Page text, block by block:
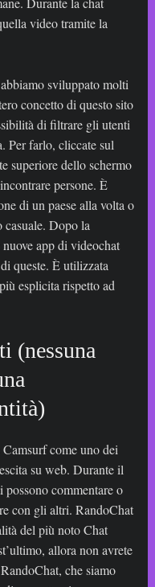
video tramite la
sviluppato molti
concetto di questo sito
di filtrare gli utenti
Per farlo, cliccate sul
superiore dello schermo
persone. È
di un paese alla volta o
Dopo la
app di videochat
queste. È utilizzata
esplicita rispetto ad
(nessuna
come uno dei
su web. Durante il
commentare o
con gli altri. RandoChat
del più noto Chat
allora non avrete
che siamo